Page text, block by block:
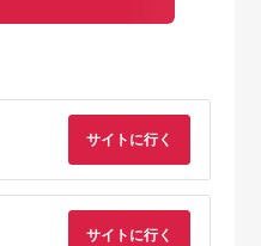
サイトに行く
サイトに行く